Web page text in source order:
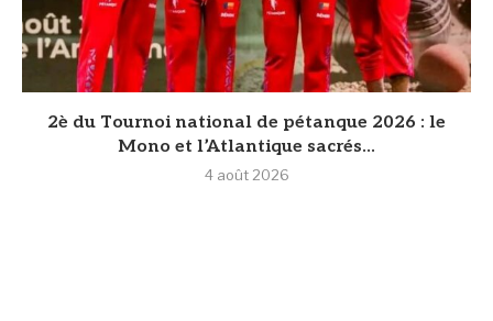
2è du Tournoi national de pétanque 2026 : le
Mono et l’Atlantique sacrés...
4 août 2026